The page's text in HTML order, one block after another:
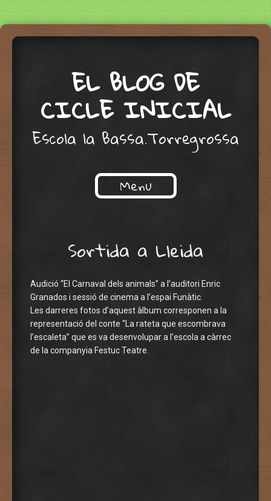
EL BLOG DE
CICLE INICIAL
Escola la Bassa.Torregrossa
Menu
Skip to content
Sortida a Lleida
Audició “El Carnaval dels animals” a l’auditori Enric
Granados i sessió de cinema a l’espai Funàtic.
Les darreres fotos d’aquest àlbum corresponen a la
representació del conte “La rateta que escombrava
l’escaleta” que es va desenvolupar a l’escola a càrrec
de la companyia Festuc Teatre.